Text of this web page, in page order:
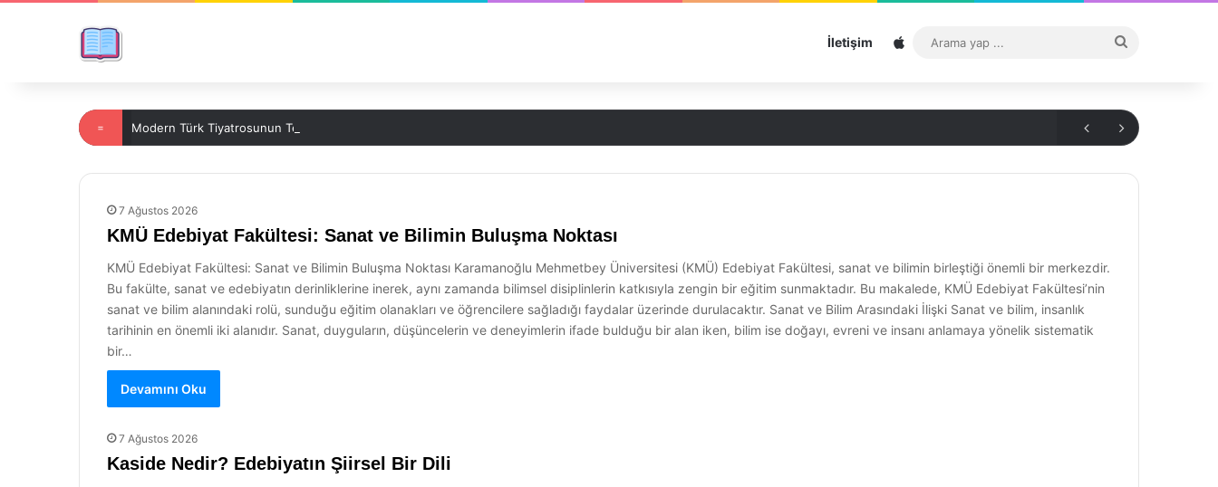
İletişim Sitemap
...
= Modern Türk Tiyatrosunun Temelleri ve Gelişimi
7 Ağustos 2026
KMÜ Edebiyat Fakültesi: Sanat ve Bilimin Buluşma Noktası
KMÜ Edebiyat Fakültesi: Sanat ve Bilimin Buluşma Noktası Karamanoğlu Mehmetbey Üniversitesi (KMÜ) Edebiyat Fakültesi, sanat ve bilimin birleştiği önemli bir merkezdir.
Bu fakülte, sanat ve edebiyatın derinliklerine inerek, aynı zamanda bilimsel disiplinlerin katkısıyla zengin bir eğitim sunmaktadır. Bu makalede, KMÜ Edebiyat Fakültesi’nin
sanat ve bilim alanındaki rolü, sunduğu eğitim olanakları ve öğrencilere sağladığı faydalar üzerinde durulacaktır. Sanat ve Bilim Arasındaki İlişki Sanat ve bilim, insanlık
tarihinin en önemli iki alanıdır. Sanat, duyguların, düşüncelerin ve deneyimlerin ifade bulduğu bir alan iken, bilim ise doğayı, evreni ve insanı anlamaya yönelik sistematik
bir…
Devamını Oku
7 Ağustos 2026
Kaside Nedir? Edebiyatın Şiirsel Bir Dili